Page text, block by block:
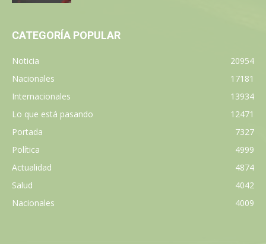
CATEGORÍA POPULAR
Noticia
20954
Nacionales
17181
Internacionales
13934
Lo que está pasando
12471
Portada
7327
Política
4999
Actualidad
4874
Salud
4042
Nacionales
4009